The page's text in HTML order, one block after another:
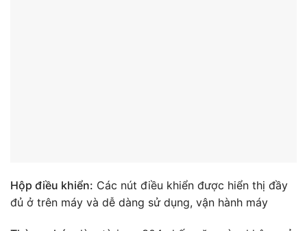
Hộp điều khiển: Các nút điều khiển được hiển thị đầy
đủ ở trên máy và dễ dàng sử dụng, vận hành máy